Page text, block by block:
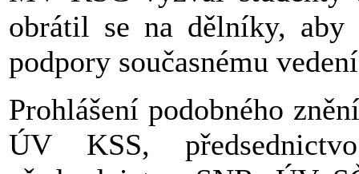
obrátil se na dělníky, aby
podpory současnému
Prohlášení podobného
ÚV KSS,